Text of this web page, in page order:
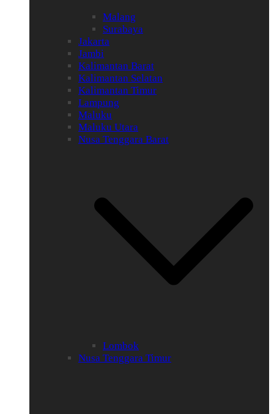
Malang
Surabaya
Jakarta
Jambi
Kalimantan Barat
Kalimantan Selatan
Kalimantan Timur
Lampung
Maluku
Maluku Utara
Nusa Tenggara Barat
Lombok
Nusa Tenggara Timur